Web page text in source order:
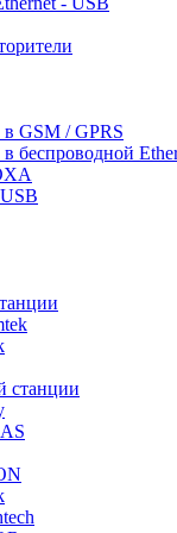
в GSM / GPRS
беспроводной
станции